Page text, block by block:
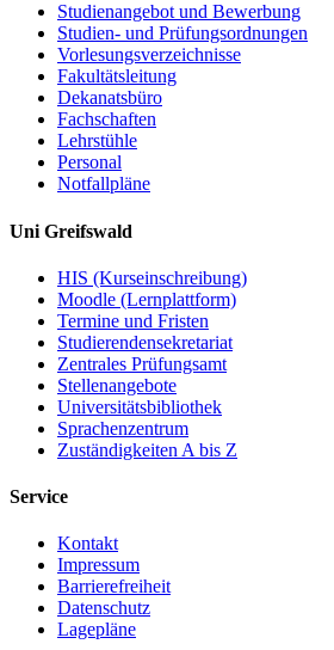
Studienangebot und Bewerbung
Studien- und Prüfungsordnungen
Vorlesungsverzeichnisse
Fakultätsleitung
Dekanatsbüro
Fachschaften
Lehrstühle
Personal
Notfallpläne
Uni Greifswald
HIS (Kurseinschreibung)
Moodle (Lernplattform)
Termine und Fristen
Studierendensekretariat
Zentrales Prüfungsamt
Stellenangebote
Universitätsbibliothek
Sprachenzentrum
Zuständigkeiten A bis Z
Service
Kontakt
Impressum
Barrierefreiheit
Datenschutz
Lagepläne